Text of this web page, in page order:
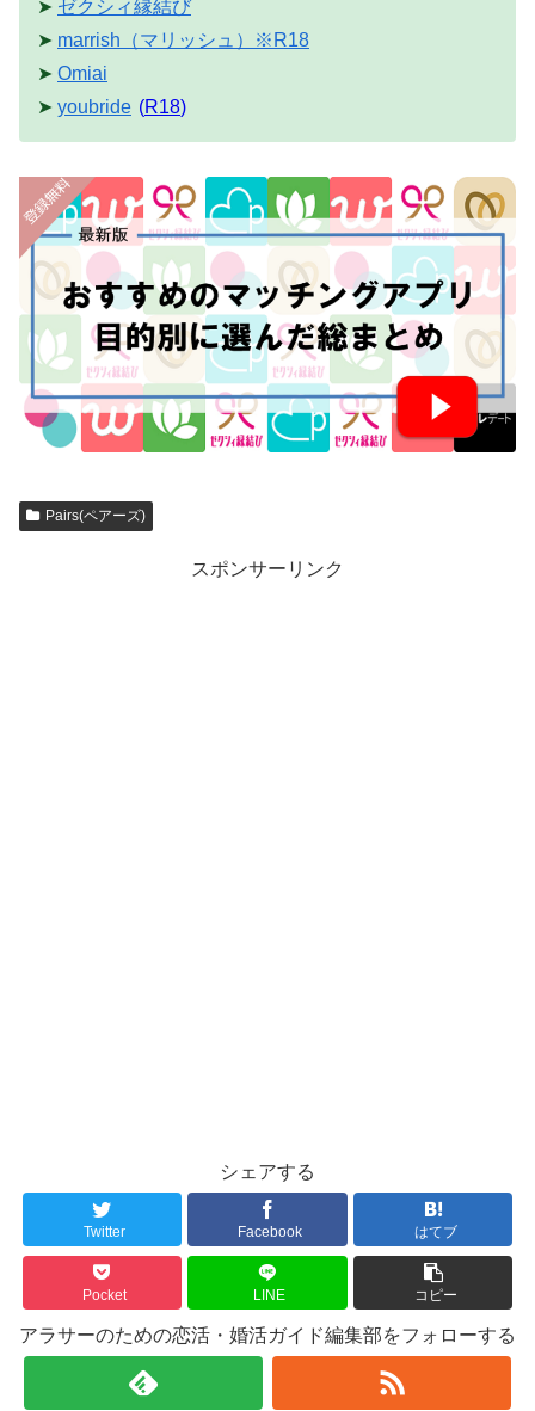
➤ ゼクシィ縁結び
➤ marrish（マリッシュ）※R18
➤ Omiai
➤ youbride (R18)
Pairs(ペアーズ)
スポンサーリンク
シェアする
Twitter Facebook はてブ
Pocket LINE コピー
アラサーのための恋活・婚活ガイド編集部をフォローする